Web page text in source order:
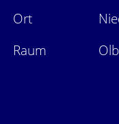
Ort
Raum